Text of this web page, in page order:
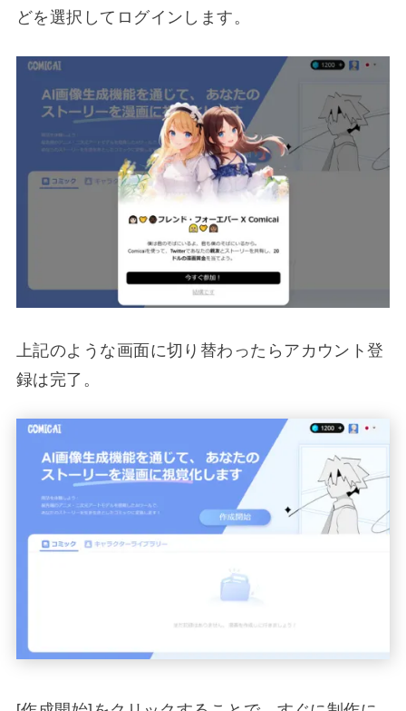
どを選択してログインします。
上記のような画面に切り替わったらアカウント登
録は完了。